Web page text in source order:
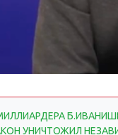
УНИЧТОЖИЛ